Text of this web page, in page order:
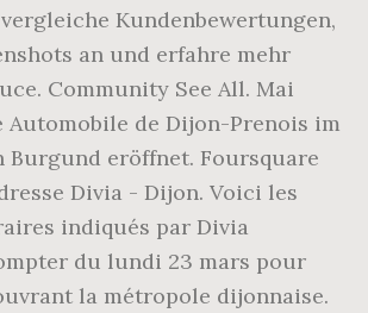
Kundenbewertungen,
an und erfahre mehr
Community See All. Mai
Automobile de Dijon-Prenois im
Burgund eröffnet. Foursquare
Divia - Dijon. Voici les
indiqués par Divia
du lundi 23 mars pour
la métropole dijonnaise.